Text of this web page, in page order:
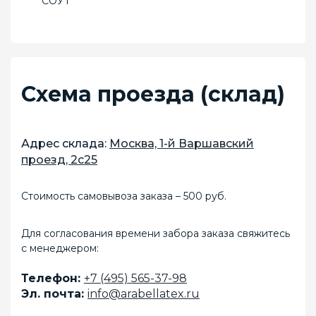
Схема проезда (склад)
Адрес склада: Москва, 1-й Варшавский
проезд, 2с25
Стоимость самовывоза заказа – 500 руб.
Для согласования времени забора заказа свяжитесь
с менеджером:
Телефон: +7 (495) 565-37-98
Эл. почта: info@arabellatex.ru